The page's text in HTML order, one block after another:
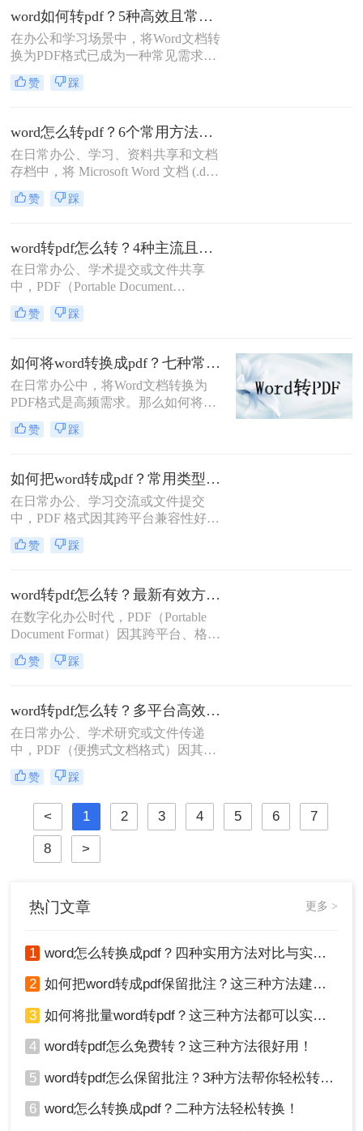
或 .doc） 则是我们编辑文档的主要工
具。将 Word 转换成 PDF 是一项非常
高频且实用的操作。那么如何将word
转换成pdf呢？本文将详细介绍几种主
流、安全且高效的转换方法。
word如何转pdf？5种高效且常用方法详解！
在办公和学习场景中，将Word文档转
换为PDF格式已成为一种常见需求。
PDF格式因其兼容性强、排版稳定、
安全性高等特点，能够有效避免因设
错乱问题。那么word如何转pdf呢？本
文将详细介绍5种高效且常用的Word
转PDF方法，帮助用户根据实际需求
选择最合适的方式。
赞 踩
word怎么转pdf？6个常用方法详解！
在日常办公、学习、资料共享和文档
存档中，将 Microsoft Word 文档 (.doc,
.docx) 转换为 PDF (Portable Document
Format) 格式是一项非常普遍且重要的
强、排版固定、易于打印、文件大小
相对可控以及良好的安全性而广受欢
迎。那么word怎么转pdf呢？本文将详
细介绍几种最常用、最便捷的 Word
转 PDF 方法，帮助你轻松应对各种转
换场景。
赞 踩
word转pdf怎么转？4种主流且高效方法详解！
在日常办公、学术提交或文件共享
中，PDF（Portable Document
Format，便携式文档格式）因其卓越
的跨平台一致性、不易编辑的特性和
首选。而Microsoft Word则是我们创作
和编辑文档最常用的工具。因此，掌
握如何将Word文档完美地转换为
PDF，是每个现代办公人士和学生的
必备技能。
赞 踩
如何将word转换成pdf？七种常用方法深度解析！
在日常办公中，将Word文档转换为
PDF格式是高频需求。那么如何将
word转换成pdf呢？本文综合七种主流
转换方式，助您根据实际需求选择最
赞 踩
如何把word转成pdf？常用类型方法解析！
在日常办公、学习交流或文件提交
中，PDF 格式因其跨平台兼容性好、
格式不易被随意修改、体积相对可
控、安全性较高等特点，成为文件分
Word (.docx 或 .doc) 则是我们最常使
用的文档编辑工具。因此，将 Word
文档高效、准确地转换为 PDF 就成了
必备技能。
赞 踩
word转pdf怎么转？最新有效方法全解析！
在数字化办公时代，PDF（Portable
Document Format）因其跨平台、格式
固定、不易被编辑的特性，已成为文
档分发、归档和打印的首选格式。而
容的主要工具。因此，将Word文档完
美地转换为PDF，是一项几乎每个人
都会遇到的核心需求。
赞 踩
word转pdf怎么转？多平台高效转换方法详解！
在日常办公、学术研究或文件传递
中，PDF（便携式文档格式）因其跨
平台、格式固定、不易被篡改的特
性，已成为文件分发和归档的首选格
式。而Microsoft Word作为最主流的文
档编辑工具，我们经常需要将其编辑
好的文档转换为PDF。无论是为了提
交作业、发送简历，还是发布报告，
赞 踩
< 1 2 3 4 5 6 7
8 >
热门文章 更多 >
1 word怎么转换成pdf？四种实用方法对比与实操指南（附详细表格）！
2 如何把word转成pdf保留批注？这三种方法建议收藏！
3 如何将批量word转pdf？这三种方法都可以实现批量转换
4 word转pdf怎么免费转？这三种方法很好用！
5 word转pdf怎么保留批注？3种方法帮你轻松转换！
6 word怎么转换成pdf？二种方法轻松转换！